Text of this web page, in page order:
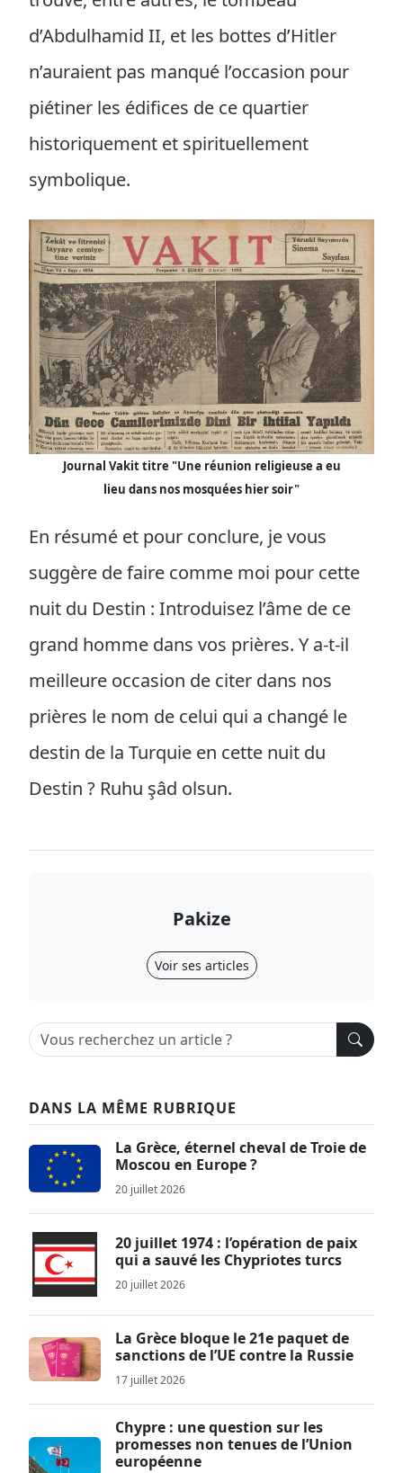
d’Abdulhamid II, et les bottes d’Hitler
n’auraient pas manqué l’occasion pour
piétiner les édifices de ce quartier
historiquement et spirituellement
symbolique.
Journal Vakit titre "Une réunion religieuse a eu
lieu dans nos mosquées hier soir"
En résumé et pour conclure, je vous
suggère de faire comme moi pour cette
nuit du Destin : Introduisez l’âme de ce
grand homme dans vos prières. Y a-t-il
meilleure occasion de citer dans nos
prières le nom de celui qui a changé le
destin de la Turquie en cette nuit du
Destin ? Ruhu şâd olsun.
Pakize
Voir ses articles
DANS LA MÊME RUBRIQUE
La Grèce, éternel cheval de Troie de
Moscou en Europe ?
20 juillet 2026
20 juillet 1974 : l’opération de paix
qui a sauvé les Chypriotes turcs
20 juillet 2026
La Grèce bloque le 21e paquet de
sanctions de l’UE contre la Russie
17 juillet 2026
Chypre : une question sur les
promesses non tenues de l’Union
européenne